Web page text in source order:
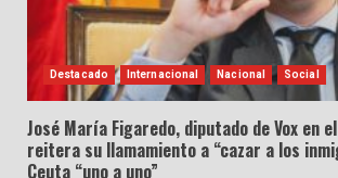
Destacado Internacional Nacional Social
José María Figaredo, diputado de Vox en
reitera su llamamiento a “cazar a los
Ceuta “uno a uno”